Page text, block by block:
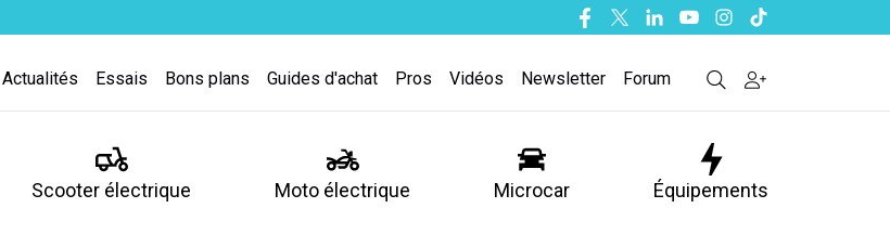
Facebook
TwitterLinkedinYoutubeInstagram
Tiktok
Actualités Essais Bons plans Guides d'achat Pros Vidéos Newsletter Forum
Scooter électrique Moto électrique Microcar Équipements